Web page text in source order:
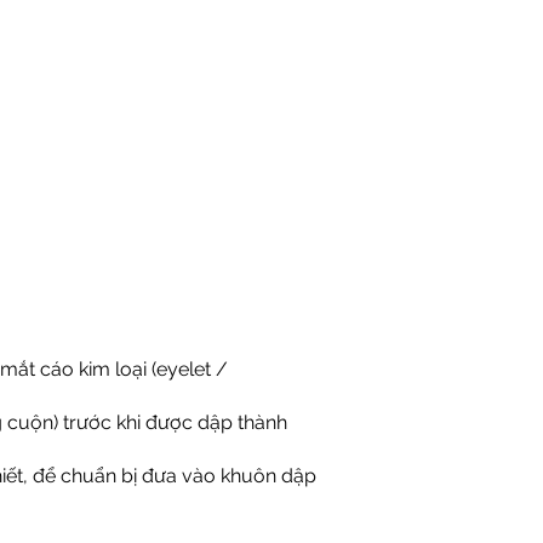
cáo kim loại (eyelet /
cuộn) trước khi được dập thành
để chuẩn bị đưa vào khuôn dập